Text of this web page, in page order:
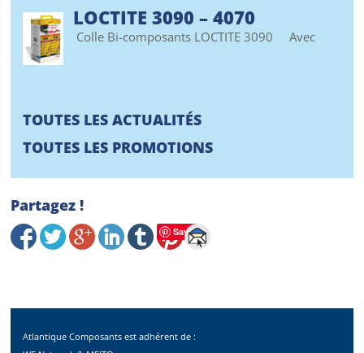
LOCTITE 3090 – 4070
Colle Bi-composants LOCTITE 3090 Avec
TOUTES LES ACTUALITÉS
TOUTES LES PROMOTIONS
Partagez !
Save
Atlantique Composants est adhérent de :